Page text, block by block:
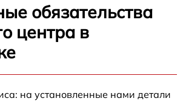
обязательства
центра в
на установленные нами детали